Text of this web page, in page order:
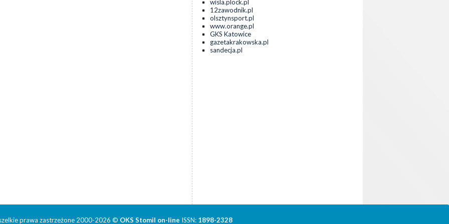
wisla.plock.pl
12zawodnik.pl
olsztynsport.pl
www.orange.pl
GKS Katowice
gazetakrakowska.pl
sandecja.pl
prawa zastrzeżone 2000-2026 © OKS Stomil on-line ISSN: 1898-2328